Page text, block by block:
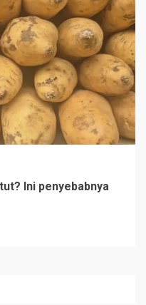
Ini penyebabnya